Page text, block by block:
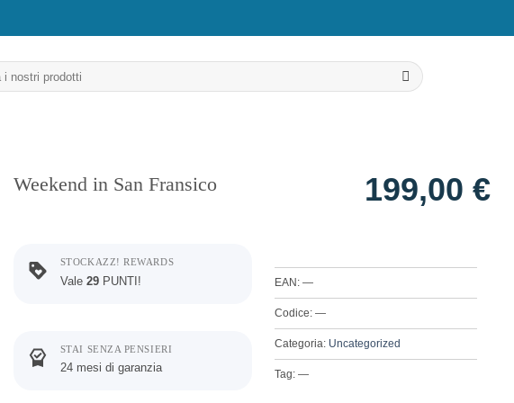
Weekend in San Fransico 199,00 €
STOCKAZZ! REWARDS
Vale 29 PUNTI!
STAI SENZA PENSIERI
24 mesi di garanzia
EAN: —
Codice: —
Categoria: Uncategorized
Tag: —